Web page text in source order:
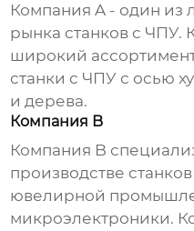
Компания A - один из
рынка станков с ЧПУ.
широкий
станки с ЧПУ с осью xy
и дерева.
Компания B
Компания B
производстве
ювелирной
микроэлектроники.